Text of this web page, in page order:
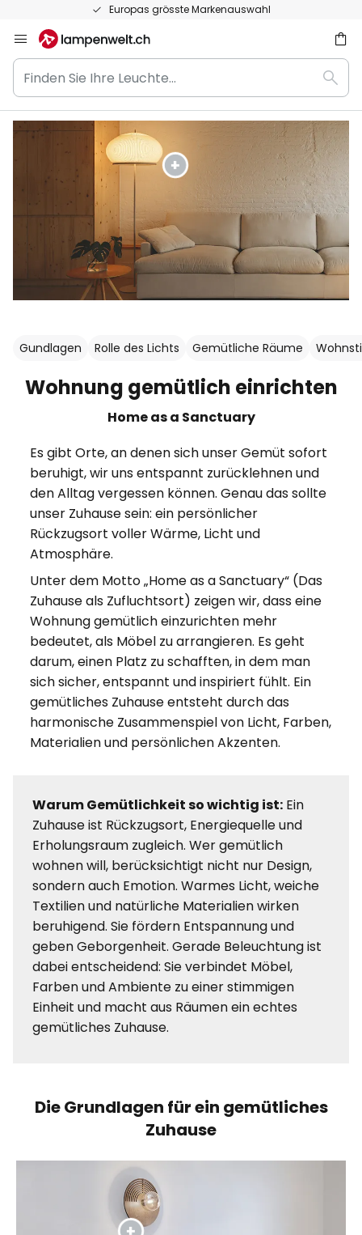
50 Tage kostenlose Retoure
Inhalt
springen
Finden
Sie
Ihre
Leuchte...
Gundlagen Rolle des Lichts Gemütliche Räume
Wohnung gemütlich einrichten
Home as a Sanctuary
Es gibt Orte, an denen sich unser Gemüt sofort
beruhigt, wir uns entspannt zurücklehnen und
den Alltag vergessen können. Genau das sollte
unser Zuhause sein: ein persönlicher
Rückzugsort voller Wärme, Licht und
Atmosphäre.
Unter dem Motto „Home as a Sanctuary“ (Das
Zuhause als Zufluchtsort) zeigen wir, dass eine
Wohnung gemütlich einzurichten mehr
bedeutet, als Möbel zu arrangieren. Es geht
darum, einen Platz zu schafften, in dem man
sich sicher, entspannt und inspiriert fühlt. Ein
gemütliches Zuhause entsteht durch das
harmonische Zusammenspiel von Licht, Farben,
Materialien und persönlichen Akzenten.
Warum Gemütlichkeit so wichtig ist: Ein
Zuhause ist Rückzugsort, Energiequelle und
Erholungsraum zugleich. Wer gemütlich
wohnen will, berücksichtigt nicht nur Design,
sondern auch Emotion. Warmes Licht, weiche
Textilien und natürliche Materialien wirken
beruhigend. Sie fördern Entspannung und
geben Geborgenheit. Gerade Beleuchtung ist
dabei entscheidend: Sie verbindet Möbel,
Farben und Ambiente zu einer stimmigen
Einheit und macht aus Räumen ein echtes
gemütliches Zuhause.
Die Grundlagen für ein gemütliches
Zuhause